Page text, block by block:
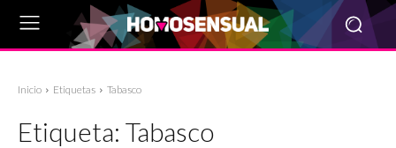
Inicio Etiquetas Tabasco
Etiqueta: Tabasco